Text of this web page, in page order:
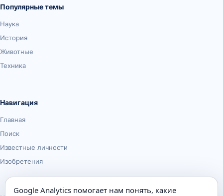
Популярные темы
Наука
История
Животные
Техника
Навигация
Главная
Поиск
Известные личности
Изобретения
Google Analytics помогает нам понять, какие